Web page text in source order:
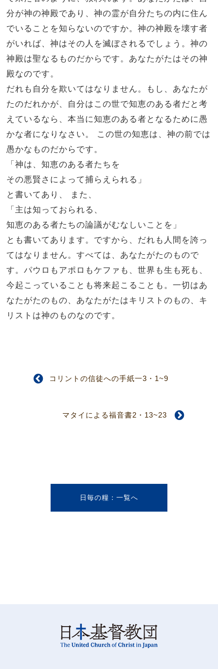
分が神の神殿であり、神の霊が自分たちの内に住ん
でいることを知らないのですか。神の神殿を壊す者
がいれば、神はその人を滅ぼされるでしょう。神の
神殿は聖なるものだからです。あなたがたはその神
殿なのです。
だれも自分を欺いてはなりません。もし、あなたが
たのだれかが、自分はこの世で知恵のある者だと考
えているなら、本当に知恵のある者となるために愚
かな者になりなさい。
この世の知恵は、神の前では
愚かなものだからです。
「神は、知恵のある者たちを
その悪賢さによって捕らえられる」
と書いてあり、
また、
「主は知っておられる、
知恵のある者たちの論議がむなしいことを」
とも書いてあります。 ですから、だれも人間を誇っ
てはなりません。すべては、あなたがたのもので
す。パウロもアポロもケファも、世界も生も死も、
今起こっていることも将来起こることも。一切はあ
なたがたのもの、 あなたがたはキリストのもの、キ
リストは神のものなのです。
コリントの信徒への手紙一3・1~9
マタイによる福音書2・13~23
日毎の糧